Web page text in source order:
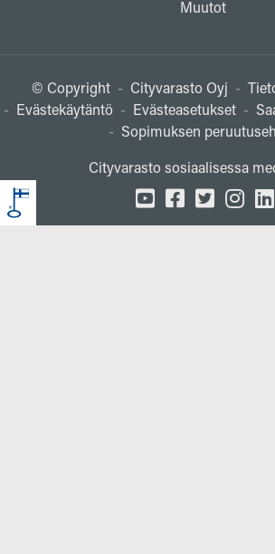
Muutot
© Copyright - Cityvarasto Oyj -
- Evästekäytäntö - Evästeasetukset -
- Sopimuksen
Cityvarasto sosiaalisessa